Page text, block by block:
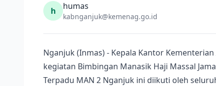
h humas
kabnganjuk@kemenag.go.id
Nganjuk (Inmas) - Kepala Kantor
kegiatan Bimbingan Manasik Haji Massal
Terpadu MAN 2 Nganjuk ini diikuti oleh